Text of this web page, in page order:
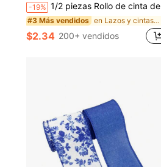
-19% 1/2 piezas Rollo de cinta decorativa con forma de corazón para el Día de San Valentín - 5 yardas. Cinta con forma de corazón rojo, disponible en múltiples colores. Cinta para manualidades DIY adecuada para envolver ramos, decorar pasteles, envolver regalos y decoraciones de fiestas festivas.
#3 Más vendidos en Lazos y cintas decorativas de temporada
$2.34 200+ vendidos